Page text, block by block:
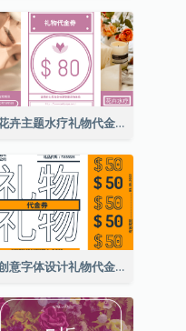
花卉主题水疗礼物代金券
创意字体设计礼物代金券